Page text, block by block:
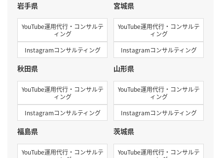
岩手県
YouTube運用代行・コンサルテ
ィング
Instagramコンサルティング
宮城県
YouTube運用代行・コンサルテ
ィング
Instagramコンサルティング
秋田県
YouTube運用代行・コンサルテ
ィング
Instagramコンサルティング
山形県
YouTube運用代行・コンサルテ
ィング
Instagramコンサルティング
福島県
YouTube運用代行・コンサルテ
茨城県
YouTube運用代行・コンサルテ